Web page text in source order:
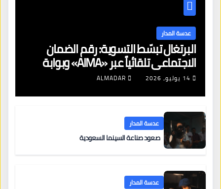
عدسة المدار
البرتغال تبسّط التسوية: رقم الضمان
الاجتماعي تلقائياً عبر «AIMA» وبوابة
جديدة لتجديد الإقامات
14 يوليو، 2026 ALMADAR
عدسة المدار
صعود صناعة السينما السعودية
عدسة المدار